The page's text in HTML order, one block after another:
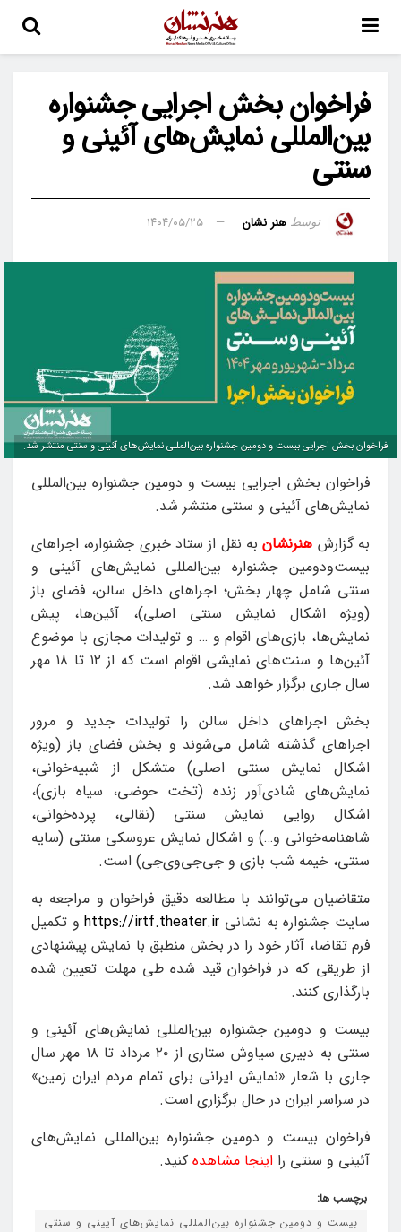
فراخوان بخش اجرایی جشنواره
بین‌المللی نمایش‌های آئینی و
سنتی
توسط هنر نشان ۱۴۰۴/۰۵/۲۵
فراخوان بخش اجرایی بیست و دومین جشنواره بین‌المللی نمایش‌های آئینی و سنتی منتشر شد.
فراخوان بخش اجرایی بیست و دومین جشنواره بین‌المللی
نمایش‌های آئینی و سنتی منتشر شد.
به گزارش هنرنشانبه نقل از ستاد خبری جشنواره، اجراهای
بیست‌ودومین جشنواره بین‌المللی نمایش‌های آئینی و
سنتی شامل چهار بخش؛ اجراهای داخل سالن، فضای باز
(ویژه اشکال نمایش سنتی اصلی)، آئین‌ها، پیش
نمایش‌ها، بازی‌های اقوام و … و تولیدات مجازی با موضوع
آئین‌ها و سنت‌های نمایشی اقوام است که از ۱۲ تا ۱۸ مهر
سال جاری برگزار خواهد شد.
بخش اجراهای داخل سالن را تولیدات جدید و مرور
اجراهای گذشته شامل می‌شوند و بخش فضای باز (ویژه
اشکال نمایش سنتی اصلی) متشکل از شبیه‌خوانی،
نمایش‌های شادی‌آور زنده (تخت حوضی، سیاه بازی)،
اشکال روایی نمایش سنتی (نقالی، پرده‌خوانی،
شاهنامه‌خوانی و…) و اشکال نمایش عروسکی سنتی (سایه
سنتی، خیمه شب بازی و جی‌جی‌وی‌جی) است.
متقاضیان می‌توانند با مطالعه دقیق فراخوان و مراجعه به
سایت جشنواره به نشانی https://irtf.theater.irو تکمیل
فرم تقاضا، آثار خود را در بخش منطبق با نمایش پیشنهادی
از طریقی که در فراخوان قید شده طی مهلت تعیین شده
بارگذاری کنند.
بیست و دومین جشنواره بین‌المللی نمایش‌های آئینی و
سنتی به دبیری سیاوش ستاری از ۲۰ مرداد تا ۱۸ مهر سال
جاری با شعار «نمایش ایرانی برای تمام مردم ایران زمین»
در سراسر ایران در حال برگزاری است.
فراخوان بیست و دومین جشنواره بین‌المللی نمایش‌های
آئینی و سنتی را اینجا مشاهده کنید.
برچسب ها:
بیست و دومین جشنواره بین‌المللی نمایش‌های آیینی و سنتی